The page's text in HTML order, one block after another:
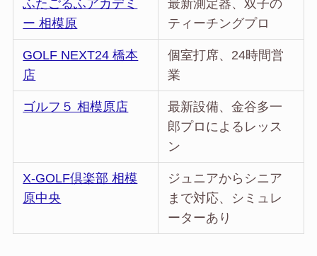
ふたごるふアカデミ
ー 相模原
最新測定器、双子の
ティーチングプロ
GOLF NEXT24 橋本
店
個室打席、24時間営
業
ゴルフ５ 相模原店
最新設備、金谷多一
郎プロによるレッス
ン
X-GOLF倶楽部 相模
原中央
ジュニアからシニア
まで対応、シミュレ
ーターあり